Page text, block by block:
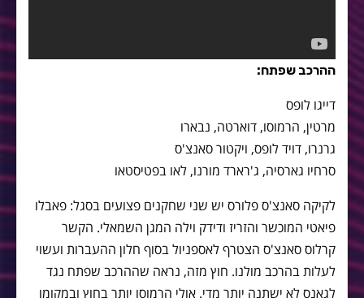
ההרכב שפתח:
דייגו לופס
מרטין, הרמוסו, דוארטה, נבארו
גרנרו, דויד לופס, ויקטור סאנצ'ס
סרחיו גארסיה, ג'רארד מורנו, לאו בפטיסטאו
לקיקה סאנצ'ס פלורס יש שני שחקנים פצועים בסגל: פאבלו
פיאטי המוכשר והזריז ודידק וילה המגן השמאלי. הקשר
קרלוס סאנצ'ס הצטרף לאספניול בסוף חלון ההעברות ועשוי
לעלות בהרכב מולנו. חוץ מזה, נראה שההרכב שפתח נגד
לגאנס לא ישתנה יותר מדי. אולי הרמוסו יותר בחוץ ובמקומו